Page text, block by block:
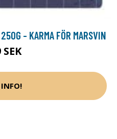
- KARMA FÖR MARSVIN
INFO!